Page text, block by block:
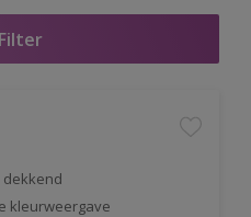
Filter
dekkend
kleurweergave